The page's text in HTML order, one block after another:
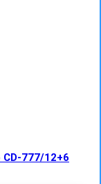
777/12+6